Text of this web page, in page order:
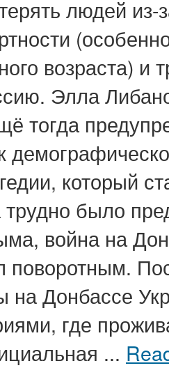
людей из-
возраста) и
Элла
тогда
который
трудно было
война на
поворотным.
на Донбассе
где
...